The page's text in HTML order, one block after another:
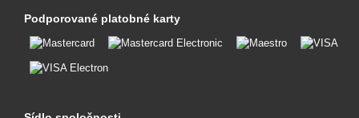
Podporované platobné karty